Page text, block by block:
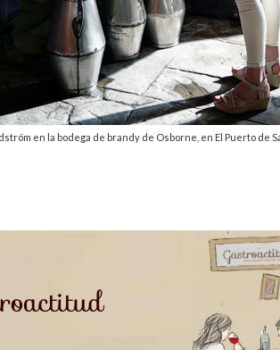
en la bodega de brandy de Osborne, en El Puerto de